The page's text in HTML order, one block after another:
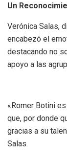
Un
Verónica Salas,
encabezó el
destacando no
apoyo a las
«Romer Botini
que, por donde
gracias a su
Salas.